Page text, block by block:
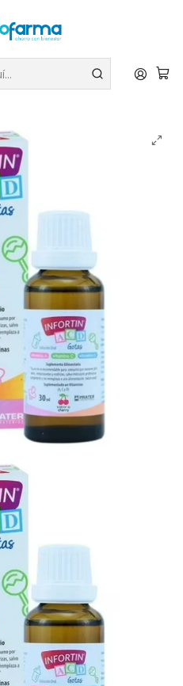
por Rappi - Atención exclusiva
más
ACD Gotas 30 ml.